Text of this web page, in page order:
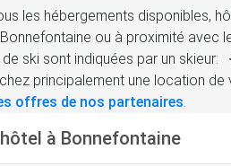
les hébergements disponibles,
ou à proximité avec
ski sont indiquées par un skieur:
principalement une location
offres de nos partenaires
à Bonnefontaine